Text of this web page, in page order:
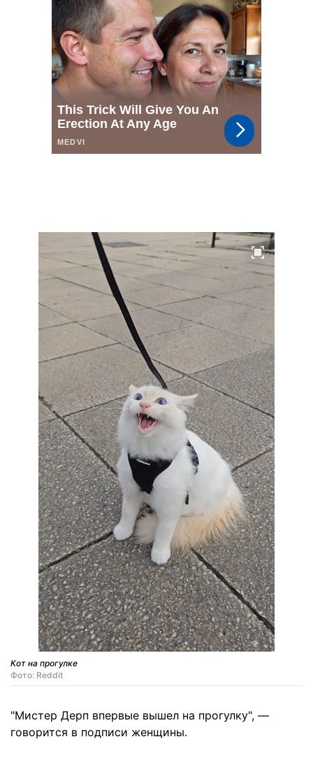
Кот на прогулке
Фото: Reddit
"Мистер Дерп впервые вышел на прогулку", —
говорится в подписи женщины.